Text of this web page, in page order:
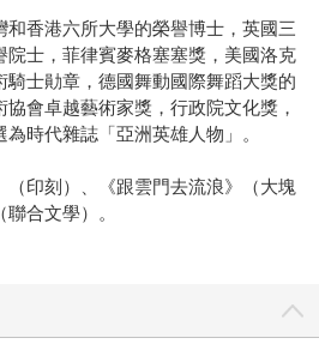
香港六所大學的榮譽博士，英國三
院士，菲律賓麥格塞塞獎，美國洛克
士勛章，德國舞動國際舞蹈大獎的
會卓越藝術家獎，行政院文化獎，
時代雜誌「亞洲英雄人物」。
印刻）、《跟雲門去流浪》（大塊
合文學）。